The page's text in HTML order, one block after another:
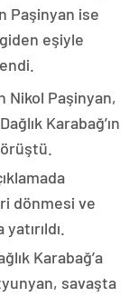
Paşinyan ise
eşiyle
Nikol Paşinyan,
Karabağ’ın
dönmesi ve
Karabağ’a
savaşta